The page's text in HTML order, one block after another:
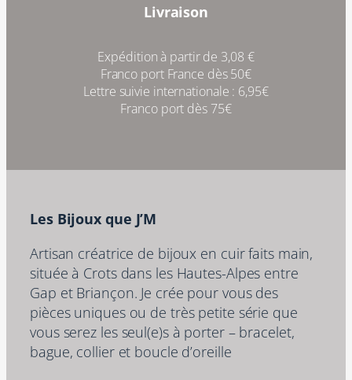
Livraison
Expédition à partir de 3,08 €
Franco port France dès 50€
Lettre suivie internationale : 6,95€
Franco port dès 75€
Les Bijoux que J’M
Artisan créatrice de bijoux en cuir faits main,
située à Crots dans les Hautes-Alpes entre
Gap et Briançon. Je crée pour vous des
pièces uniques ou de très petite série que
vous serez les seul(e)s à porter – bracelet,
bague, collier et boucle d’oreille